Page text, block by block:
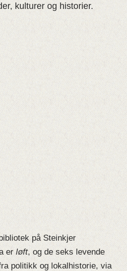
kulturer og historier.
på Steinkjer
er løft, og de seks levende
politikk og lokalhistorie, via